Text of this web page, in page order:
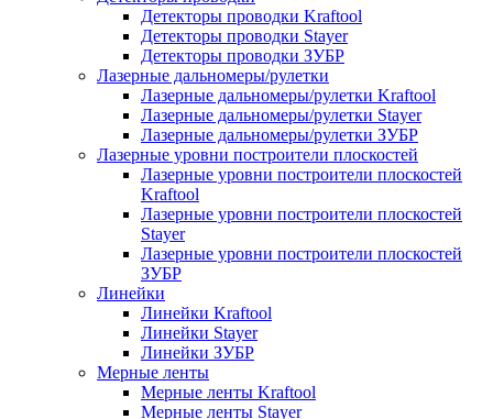
Детекторы проводки Kraftool
Детекторы проводки Stayer
Детекторы проводки ЗУБР
Лазерные дальномеры/рулетки
Лазерные дальномеры/рулетки Kraftool
Лазерные дальномеры/рулетки Stayer
Лазерные дальномеры/рулетки ЗУБР
Лазерные уровни построители плоскостей
Лазерные уровни построители плоскостей
Kraftool
Лазерные уровни построители плоскостей
Stayer
Лазерные уровни построители плоскостей
ЗУБР
Линейки
Линейки Kraftool
Линейки Stayer
Линейки ЗУБР
Мерные ленты
Мерные ленты Kraftool
Мерные ленты Stayer